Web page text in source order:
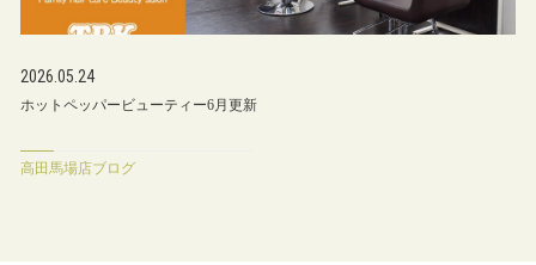
2026.05.24
ホットペッパービューティー6月更新
高田馬場店ブログ